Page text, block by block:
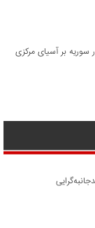
سوریه بر آسیای مرکزی